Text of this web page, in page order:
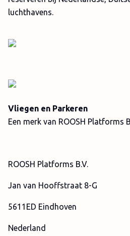
luchthavens.
Vliegen en Parkeren
Een merk van ROOSH Platforms
ROOSH Platforms B.V.
Jan van Hooffstraat 8-G
5611ED Eindhoven
Nederland